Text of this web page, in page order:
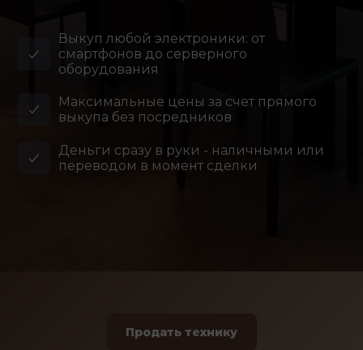
Выкуп любой электроники: от
смартфонов до серверного
оборудования
Максимальные цены за счет прямого
выкупа без посредников
Деньги сразу в руки - наличными или
переводом в момент сделки
Продать технику